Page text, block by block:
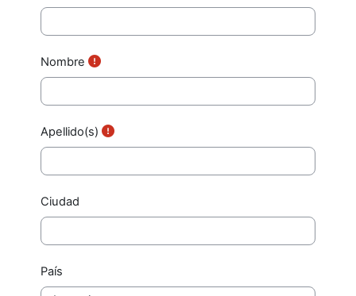
Nombre
Apellido(s)
Ciudad
País